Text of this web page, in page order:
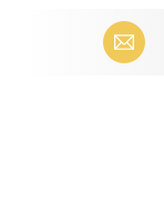
Email